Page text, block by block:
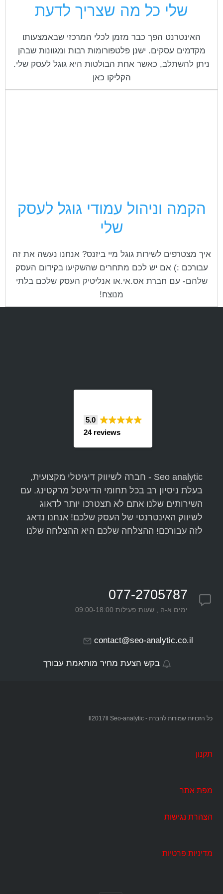
את
כל
השארת משוב
הצהרת נגישות
שלי כל מה שצריך לדעת
האינטרנט הפך כבר מזמן לכלי המרכזי שבאמצעותו
מקדמים עסקים. ישנן פלטפורומות רבות ומגוונות שבהן
ניתן להשתלב, כאשר אחת הבולטות היא גוגל לעסק שלי.
הקליקו כאן
הקמה וניהול עמודי גוגל לעסק
שלי
איך מצטרפים לשירות גוגל מיי ביזנס? אנחנו נעשה את זה
עבורכם :) אם יש לכם מתחרים שהשקיעו בקידום העסק
שלהם- עם חברת אס.אי.או אנליטיק העסק שלכם בלתי
מנוצח!
5.0
24 reviews
Seo analytic - חברה לשיווק דיגיטלי מקצועית,
בעלת ניסיון רב בכל תחומי הדיגיטל מרקטינג. עם
השירותים שלנו אתם לא תצטרכו יותר לדאוג
לשיווק האינטרנטי של העסק שלכם! אנחנו נדאג
לזה עבורכם! ההצלחה שלכם היא ההצלחה שלנו
077-2705787
ימים א-ה , שעות פעילות 09:00-18:00
contact@seo-analytic.co.il
בקש הצעת מחיר מותאמת עבורך
כל הזכויות שמורות לחברת - ll2017ll Seo-analytic
תקנון
מפת אתר
הצהרת נגישות
מדיניות פרטיות